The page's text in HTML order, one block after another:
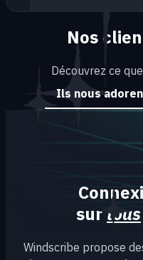
Nos
Découvrez ce
Ils nous
sur tous
Windscribe propose